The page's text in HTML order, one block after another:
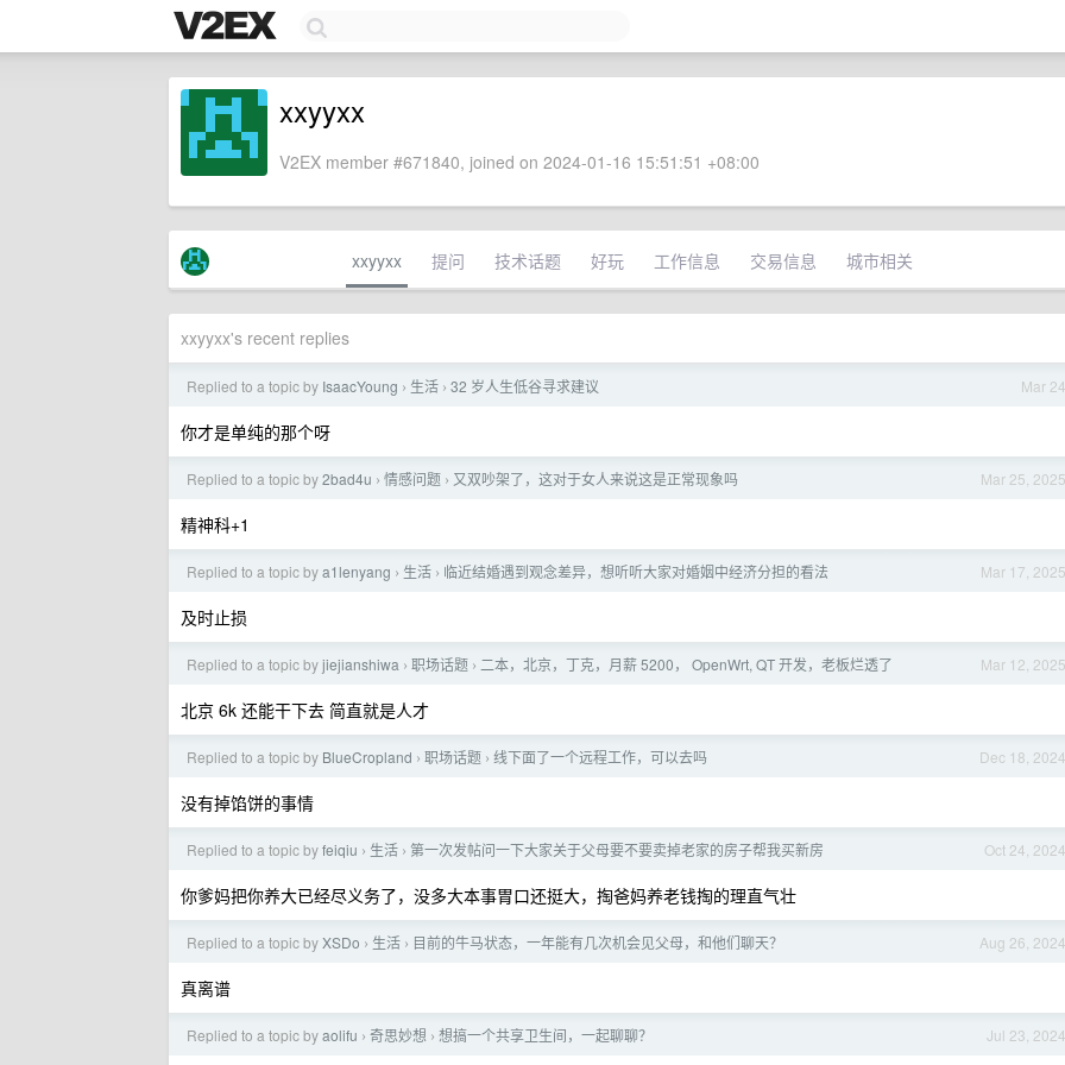
xxyyxx
V2EX member #671840, joined on 2024-01-16 15:51:51 +08:00
xxyyxx 提问 技术话题 好玩 工作信息 交易信息 城市相关
xxyyxx's recent replies
Mar 24
Replied to a topic by IsaacYoung › 生活 › 32 岁人生低谷寻求建议
你才是单纯的那个呀
Mar 25, 2025
Replied to a topic by2bad4u › 情感问题 › 又双吵架了，这对于女人来说这是正常现象吗
精神科+1
Mar 17, 2025
Replied to a topic bya1lenyang › 生活 › 临近结婚遇到观念差异，想听听大家对婚姻中经济分担的看法
及时止损
Mar 12, 2025
Replied to a topic byjiejianshiwa › 职场话题 › 二本，北京，丁克，月薪 5200， OpenWrt, QT 开发，老板烂透了
北京 6k 还能干下去 简直就是人才
Dec 18, 2024
Replied to a topic by BlueCropland › 职场话题 › 线下面了一个远程工作，可以去吗
没有掉馅饼的事情
Oct 24, 2024
Replied to a topic byfeiqiu › 生活 › 第一次发帖问一下大家关于父母要不要卖掉老家的房子帮我买新房
你爹妈把你养大已经尽义务了，没多大本事胃口还挺大，掏爸妈养老钱掏的理直气壮
Aug 26, 2024
Replied to a topic byXSDo › 生活 › 目前的牛马状态，一年能有几次机会见父母，和他们聊天？
真离谱
Jul 23, 2024
Replied to a topic byaolifu › 奇思妙想 › 想搞一个共享卫生间，一起聊聊？